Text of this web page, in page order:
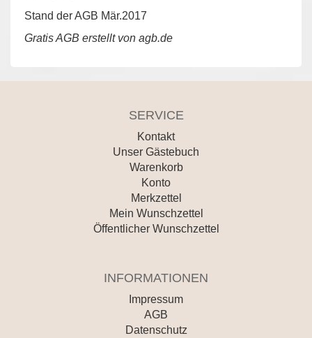
Stand der AGB Mär.2017
Gratis AGB erstellt von agb.de
SERVICE
Kontakt
Unser Gästebuch
Warenkorb
Konto
Merkzettel
Mein Wunschzettel
Öffentlicher Wunschzettel
INFORMATIONEN
Impressum
AGB
Datenschutz